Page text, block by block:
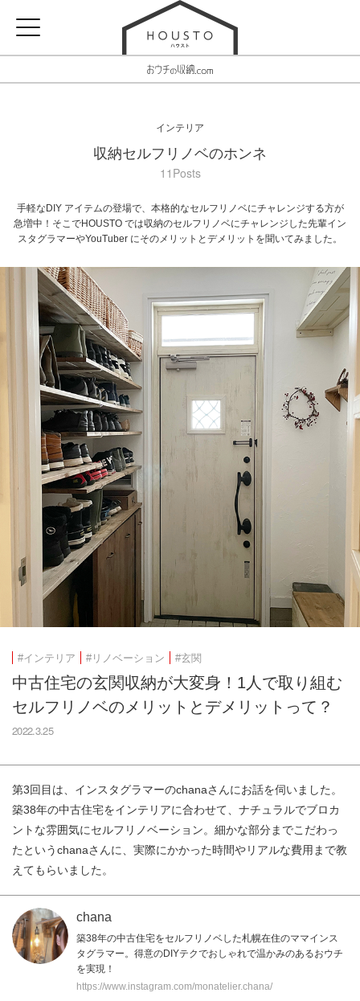
インテリア
収納セルフリノベのホンネ
11Posts
手軽なDIY アイテムの登場で、本格的なセルフリノベにチャレンジする方が
急増中！そこでHOUSTO では収納のセルフリノベにチャレンジした先輩イン
スタグラマーやYouTuber にそのメリットとデメリットを聞いてみました。
#インテリア #リノベーション #玄関
中古住宅の玄関収納が大変身！1人で取り組む
セルフリノベのメリットとデメリットって？
2022.3.25
第3回目は、インスタグラマーのchanaさんにお話を伺いました。
築38年の中古住宅をインテリアに合わせて、ナチュラルでブロカ
ントな雰囲気にセルフリノベーション。細かな部分までこだわっ
たというchanaさんに、実際にかかった時間やリアルな費用まで教
えてもらいました。
chana
築38年の中古住宅をセルフリノベした札幌在住のママインス
タグラマー。得意のDIYテクでおしゃれで温かみのあるおウチ
を実現！
https://www.instagram.com/monatelier.chana/